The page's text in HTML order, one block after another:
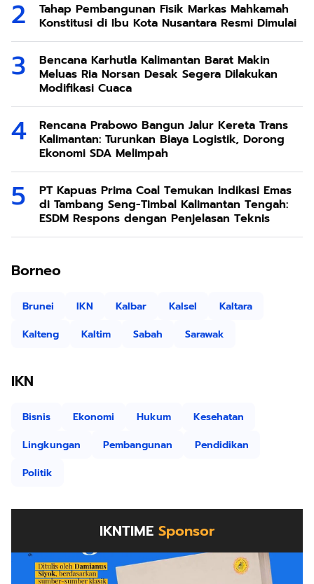
Tahap Pembangunan Fisik Markas Mahkamah
Konstitusi di Ibu Kota Nusantara Resmi Dimulai
Bencana Karhutla Kalimantan Barat Makin
Meluas Ria Norsan Desak Segera Dilakukan
Modifikasi Cuaca
Rencana Prabowo Bangun Jalur Kereta Trans
Kalimantan: Turunkan Biaya Logistik, Dorong
Ekonomi SDA Melimpah
PT Kapuas Prima Coal Temukan Indikasi Emas
di Tambang Seng-Timbal Kalimantan Tengah:
ESDM Respons dengan Penjelasan Teknis
Borneo
Brunei IKN Kalbar Kalsel
Kaltara
Kalteng
Kaltim Sabah Sarawak
IKN
Bisnis Ekonomi Hukum
Kesehatan
Lingkungan
Pembangunan
Pendidikan
Politik
IKNTIME Sponsor